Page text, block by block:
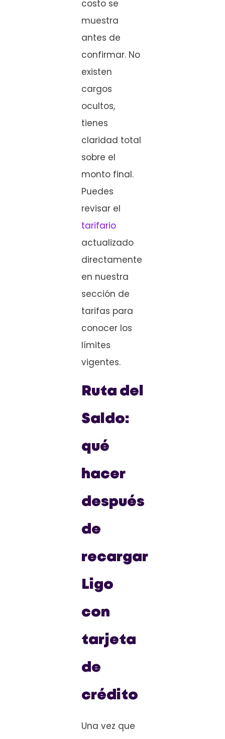
costo se
muestra
antes de
confirmar. No
existen
cargos
ocultos,
tienes
claridad total
sobre el
monto final.
Puedes
revisar el
tarifario
actualizado
directamente
en nuestra
sección de
tarifas para
conocer los
límites
vigentes.
Ruta del
Saldo:
qué
hacer
después
de
recargar
Ligo
con
tarjeta
de
crédito
Una vez que